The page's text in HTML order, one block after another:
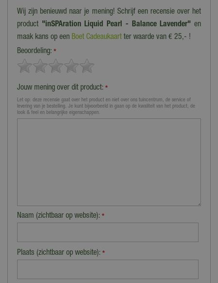
Wij zijn benieuwd naar je mening! Schrijf een recensie over het
product "inSPAration Liquid Pearl - Balance Lavender" en
maak kans op een Boet Cadeaukaart ter waarde van € 25,- !
Beoordeling: *
Jouw mening over dit product: *
Let op: deze recensie gaat over het product en niet over ons tuincentrum, de service of
levering van je bestelling. Je kunt bijvoorbeeld in gaan op de kwaliteit van het product, de
look & feel en belangrijke eigenschappen.
Naam (zichtbaar op website): *
Plaats (zichtbaar op website): *